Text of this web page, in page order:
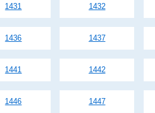
1431 1432
1436 1437
1441 1442
1446 1447